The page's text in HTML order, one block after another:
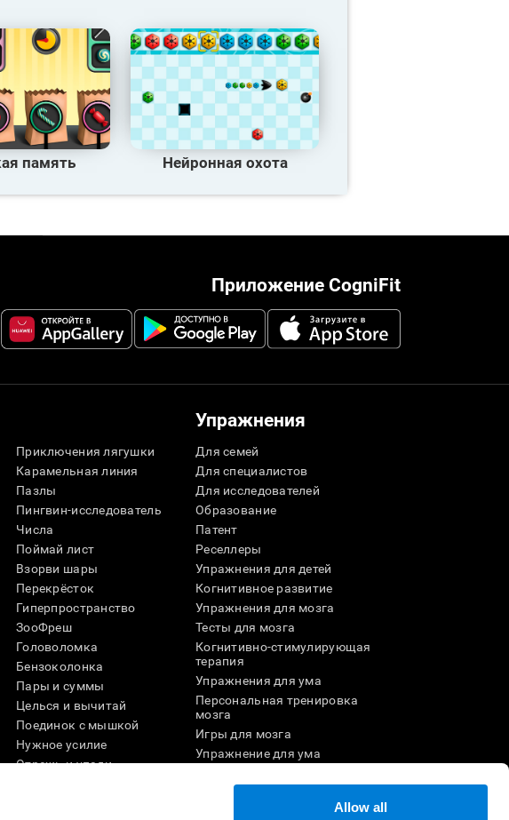
Allow all
память Нейронная охота
Приложение CogniFit
Приключения лягушки
Карамельная линия
Пазлы
Пингвин-исследователь
Числа
Поймай лист
Взорви шары
Перекрёсток
Гиперпространство
ЗооФреш
Головоломка
Бензоколонка
Пары и суммы
Целься и вычитай
Поединок с мышкой
Нужное усилие
Отрежь и упади
Упражнения
Для семей
Для специалистов
Для исследователей
Образование
Патент
Реселлеры
Упражнения для детей
Когнитивное развитие
Упражнения для мозга
Тесты для мозга
Когнитивно-стимулирующая
терапия
Упражнения для ума
Персональная тренировка
мозга
Игры для мозга
Упражнение для ума